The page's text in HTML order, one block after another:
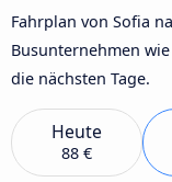
Fahrplan von Sofia
Busunternehmen
die nächsten Tage.
Heute
88 €